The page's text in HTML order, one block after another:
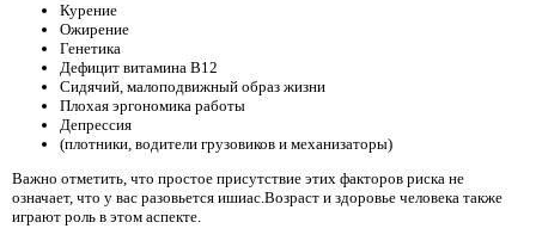
Курение
Ожирение
Генетика
Дефицит витамина B12
Сидячий, малоподвижный образ жизни
Плохая эргономика работы
Депрессия
(плотники, водители грузовиков и механизаторы)
Важно отметить, что простое присутствие этих факторов риска не
означает, что у вас разовьется ишиас.Возраст и здоровье человека также
играют роль в этом аспекте.